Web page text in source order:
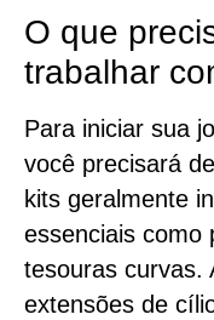
O que
trabalhar
Para iniciar sua
você precisará
kits geralmente
essenciais como
tesouras curvas.
extensões de